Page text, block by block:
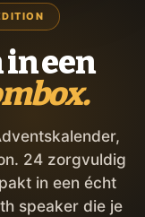
een
24 zorgvuldig
in een écht
speaker die je